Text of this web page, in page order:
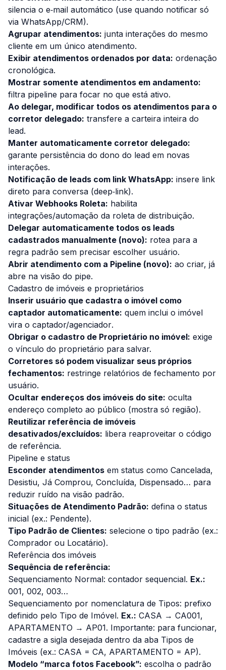
silencia o e‑mail automático (use quando notificar só
via WhatsApp/CRM).
Agrupar atendimentos: junta interações do mesmo
cliente em um único atendimento.
Exibir atendimentos ordenados por data: ordenação
cronológica.
Mostrar somente atendimentos em andamento:
filtra pipeline para focar no que está ativo.
Ao delegar, modificar todos os atendimentos para o
corretor delegado: transfere a carteira inteira do
lead.
Manter automaticamente corretor delegado:
garante persistência do dono do lead em novas
interações.
Notificação de leads com link WhatsApp: insere link
direto para conversa (deep‑link).
Ativar Webhooks Roleta: habilita
integrações/automação da roleta de distribuição.
Delegar automaticamente todos os leads
cadastrados manualmente (novo): rotea para a
regra padrão sem precisar escolher usuário.
Abrir atendimento com a Pipeline (novo): ao criar, já
abre na visão do pipe.
Cadastro de imóveis e proprietários
Inserir usuário que cadastra o imóvel como
captador automaticamente: quem inclui o imóvel
vira o captador/agenciador.
Obrigar o cadastro de Proprietário no imóvel: exige
o vínculo do proprietário para salvar.
Corretores só podem visualizar seus próprios
fechamentos: restringe relatórios de fechamento por
usuário.
Ocultar endereços dos imóveis do site: oculta
endereço completo ao público (mostra só região).
Reutilizar referência de imóveis
desativados/excluídos: libera reaproveitar o código
de referência.
Pipeline e status
Esconder atendimentos em status como Cancelada,
Desistiu, Já Comprou, Concluída, Dispensado… para
reduzir ruído na visão padrão.
Situações de Atendimento Padrão: defina o status
inicial (ex.: Pendente).
Tipo Padrão de Clientes: selecione o tipo padrão (ex.:
Comprador ou Locatário).
Referência dos imóveis
Sequência de referência:
Sequenciamento Normal: contador sequencial. Ex.:
001, 002, 003…
Sequenciamento por nomenclatura de Tipos: prefixo
definido pelo Tipo de Imóvel. Ex.: CASA → CA001,
APARTAMENTO → AP01. Importante: para funcionar,
cadastre a sigla desejada dentro da aba Tipos de
Imóveis (ex.: CASA = CA, APARTAMENTO = AP).
Modelo “marca fotos Facebook”: escolha o padrão